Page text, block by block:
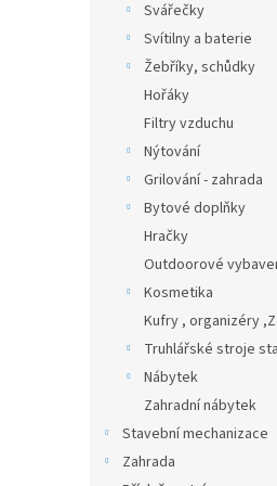
Svářečky
Svítilny a baterie
Žebříky, schůdky
Hořáky
Filtry vzduchu
Nýtování
Grilování - zahrada
Bytové doplňky
Hračky
Outdoorové
Kosmetika
Kufry , organizéry
Truhlářské stroje
Nábytek
Zahradní nábytek
Stavební mechanizace
Zahrada